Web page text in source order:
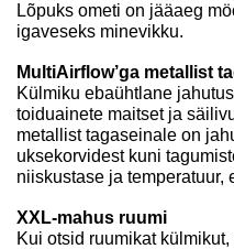
Lõpuks ometi on jääaeg
igaveseks minevikku.
MultiAirflow’ga metallist
Külmiku ebaühtlane
toiduainete maitset ja
metallist tagaseinale on
uksekorvidest kuni
niiskustase ja temperatuur,
XXL-mahus ruumi
Kui otsid ruumikat